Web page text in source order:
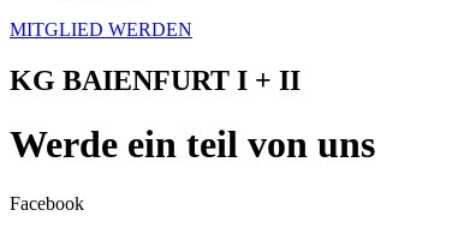
MITGLIED WERDEN
KG BAIENFURT I + II
Werde ein teil von uns
Facebook